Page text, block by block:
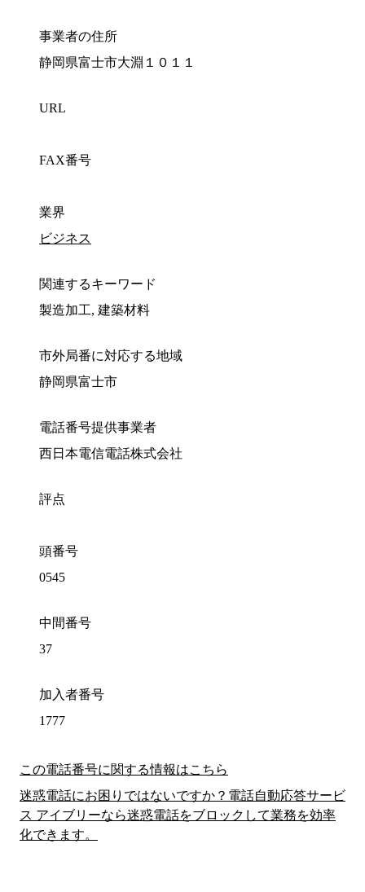
事業者の住所
静岡県富士市大淵１０１１
URL
FAX番号
業界
ビジネス
関連するキーワード
製造加工, 建築材料
市外局番に対応する地域
静岡県富士市
電話番号提供事業者
西日本電信電話株式会社
評点
頭番号
0545
中間番号
37
加入者番号
1777
この電話番号に関する情報はこちら
迷惑電話にお困りではないですか？電話自動応答サービ
ス アイブリーなら迷惑電話をブロックして業務を効率
化できます。